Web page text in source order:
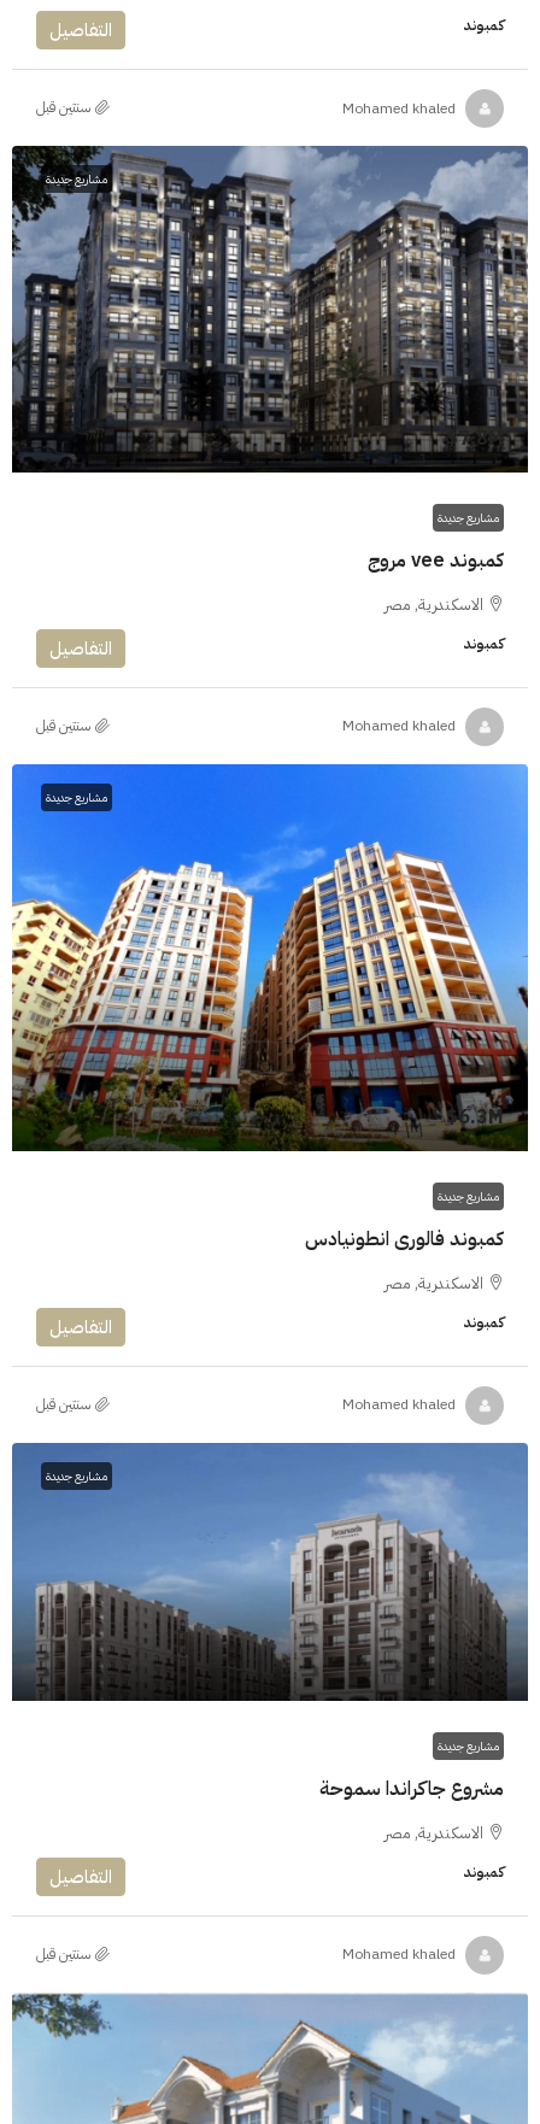
كمبوند التفاصيل
Mohamed khaled ‏سنتين قبل
مشاريع جديدة
7.8M$
مشاريع جديدة
كمبوند vee مروج
الاسكندرية, مصر
كمبوند التفاصيل
Mohamed khaled ‏سنتين قبل
مشاريع جديدة
6.3M$
مشاريع جديدة
كمبوند فالورى انطونيادس
الاسكندرية, مصر
كمبوند التفاصيل
Mohamed khaled ‏سنتين قبل
مشاريع جديدة
5.4M$
مشاريع جديدة
مشروع جاكراندا سموحة
الاسكندرية, مصر
كمبوند التفاصيل
Mohamed khaled ‏سنتين قبل